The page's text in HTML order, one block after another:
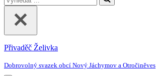
...
Přivaděč Želivka
Dobrovolný svazek obcí Nový Jáchymov a Otročiněves